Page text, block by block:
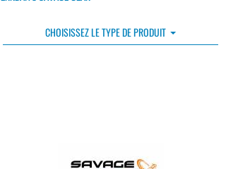
CHOISISSEZ LE TYPE DE PRODUIT